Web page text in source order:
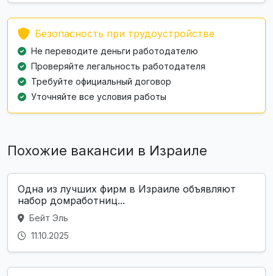
Безопасность при трудоустройстве
Не переводите деньги работодателю
Проверяйте легальность работодателя
Требуйте официальный договор
Уточняйте все условия работы
Похожие вакансии в Израиле
Одна из лучших фирм в Израиле объявляют
набор домработниц...
Бейт Эль
11.10.2025